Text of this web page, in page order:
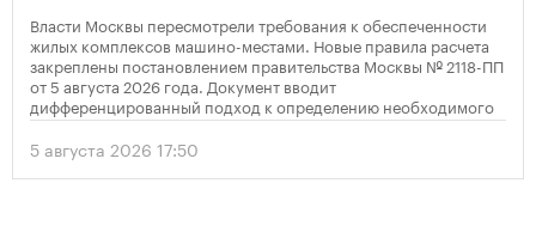
Власти Москвы пересмотрели требования к обеспеченности
жилых комплексов машино-местами. Новые правила расчета
закреплены постановлением правительства Москвы № 2118-ПП
от 5 августа 2026 года. Документ вводит
дифференцированный подход к определению необходимого
количества парковок в зависимости от площади квартир и
устанавливает переходный период для уже согласованных
проектов.
5 августа 2026 17:50